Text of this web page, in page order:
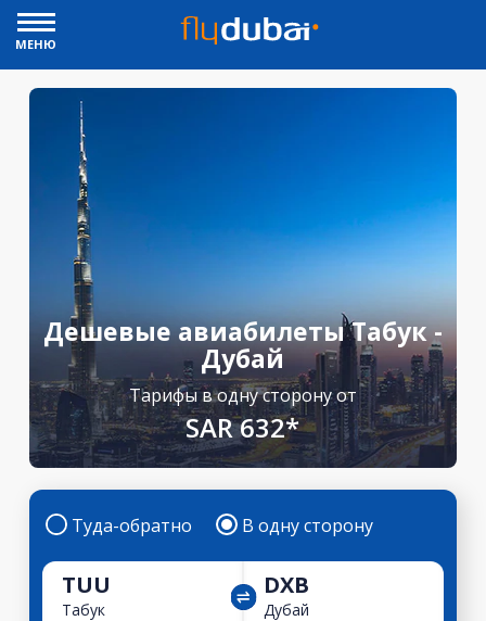
МЕНЮ
Дешевые авиабилеты Табук -
Дубай
Тарифы в одну сторону от
SAR 632*
Туда-обратно В одну сторону
TUU
Табук
DXB
Дубай